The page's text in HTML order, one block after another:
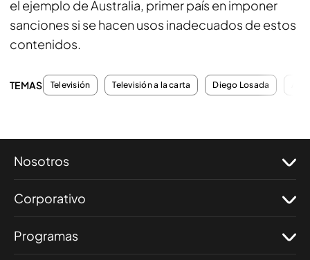
el ejemplo de Australia, primer país en imponer
sanciones si se hacen usos inadecuados de estos
contenidos.
TEMAS Televisión Televisión a la carta Diego Losada
Nosotros
Corporativo
Programas